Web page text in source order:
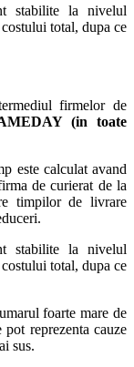
stabilite la nivelul
total, dupa ce
firmelor de
(in toate
este calculat avand
de curierat de la
timpilor de livrare
stabilite la nivelul
total, dupa ce
foarte mare de
reprezenta cauze
sus.